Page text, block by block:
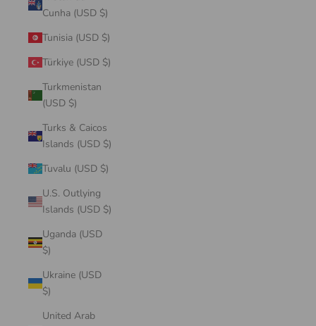
Cunha (USD $)
Tunisia (USD $)
Türkiye (USD $)
Turkmenistan
(USD $)
Turks & Caicos
Islands (USD $)
Tuvalu (USD $)
U.S. Outlying
Islands (USD $)
Uganda (USD
$)
Ukraine (USD
$)
United Arab